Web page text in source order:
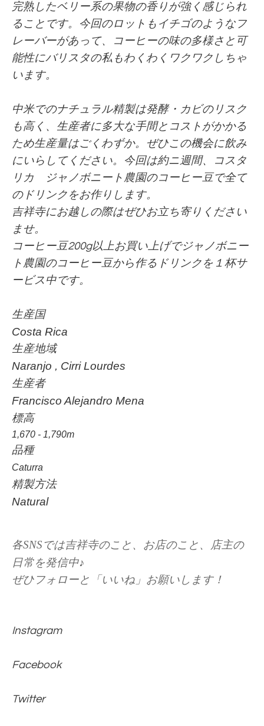
完熟したベリー系の果物の香りが強く感じられ
ることです。今回のロットもイチゴのようなフ
レーバーがあって、コーヒーの味の多様さと可
能性にバリスタの私もわくわくワクワクしちゃ
います。
中米でのナチュラル精製は発酵・カビのリスク
も高く、生産者に多大な手間とコストがかかる
ため生産量はごくわずか。ぜひこの機会に飲み
にいらしてください。
今回は約ニ週間、コスタ
リカ ジャノボニート農園のコーヒー豆で全て
のドリンクをお作りします。
吉祥寺にお越しの際はぜひお立ち寄りください
ませ。
コーヒー豆200g以上お買い上げでジャノボニー
ト農園のコーヒー豆から作るドリンクを１杯サ
ービス中です。
生産国
Costa Rica
生産地域
Naranjo , Cirri Lourdes
生産者
Francisco Alejandro Mena
標高
1,670 - 1,790m
品種
Caturra
精製方法
Natural
各SNSでは吉祥寺のこと、お店のこと、店主の
日常を発信中♪
ぜひフォローと「いいね」お願いします！
Instagram
Facebook
Twitter